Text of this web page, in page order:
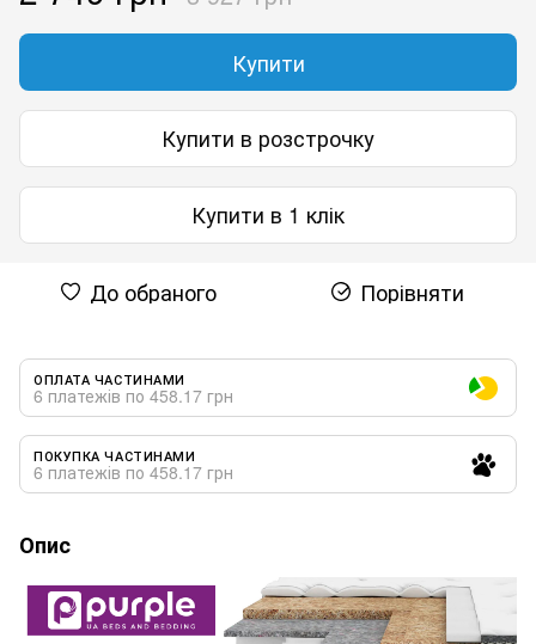
Купити
Купити в розстрочку
Купити в 1 клік
До обраного Порівняти
ОПЛАТА ЧАСТИНАМИ
6 платежів по 458.17 грн
ПОКУПКА ЧАСТИНАМИ
6 платежів по 458.17 грн
Опис